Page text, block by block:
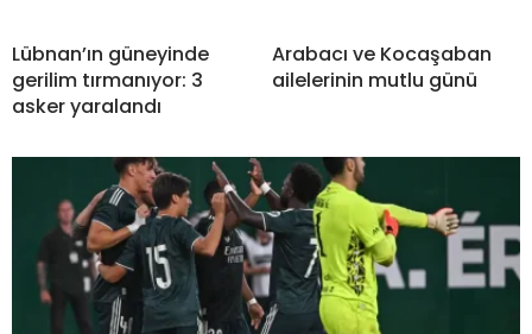
Lübnan’ın güneyinde
gerilim tırmanıyor: 3
asker yaralandı
Arabacı ve Kocaşaban
ailelerinin mutlu günü